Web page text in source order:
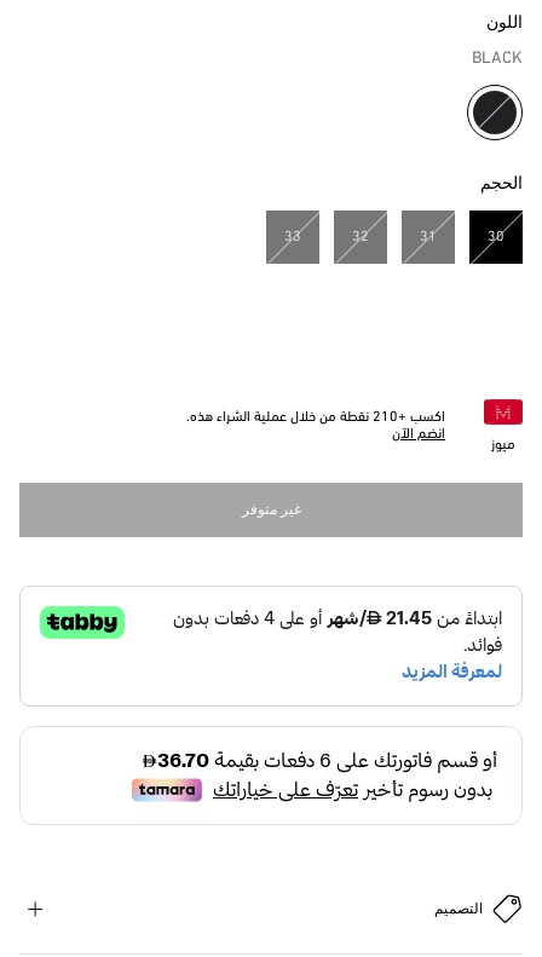
اللون
BLACK
مختار
الحجم
30
مختار
31
32
33
ميوز
اكسب +210 نقطة من خلال عملية الشراء هذه.
انضم الآن
غير متوفر
التصميم